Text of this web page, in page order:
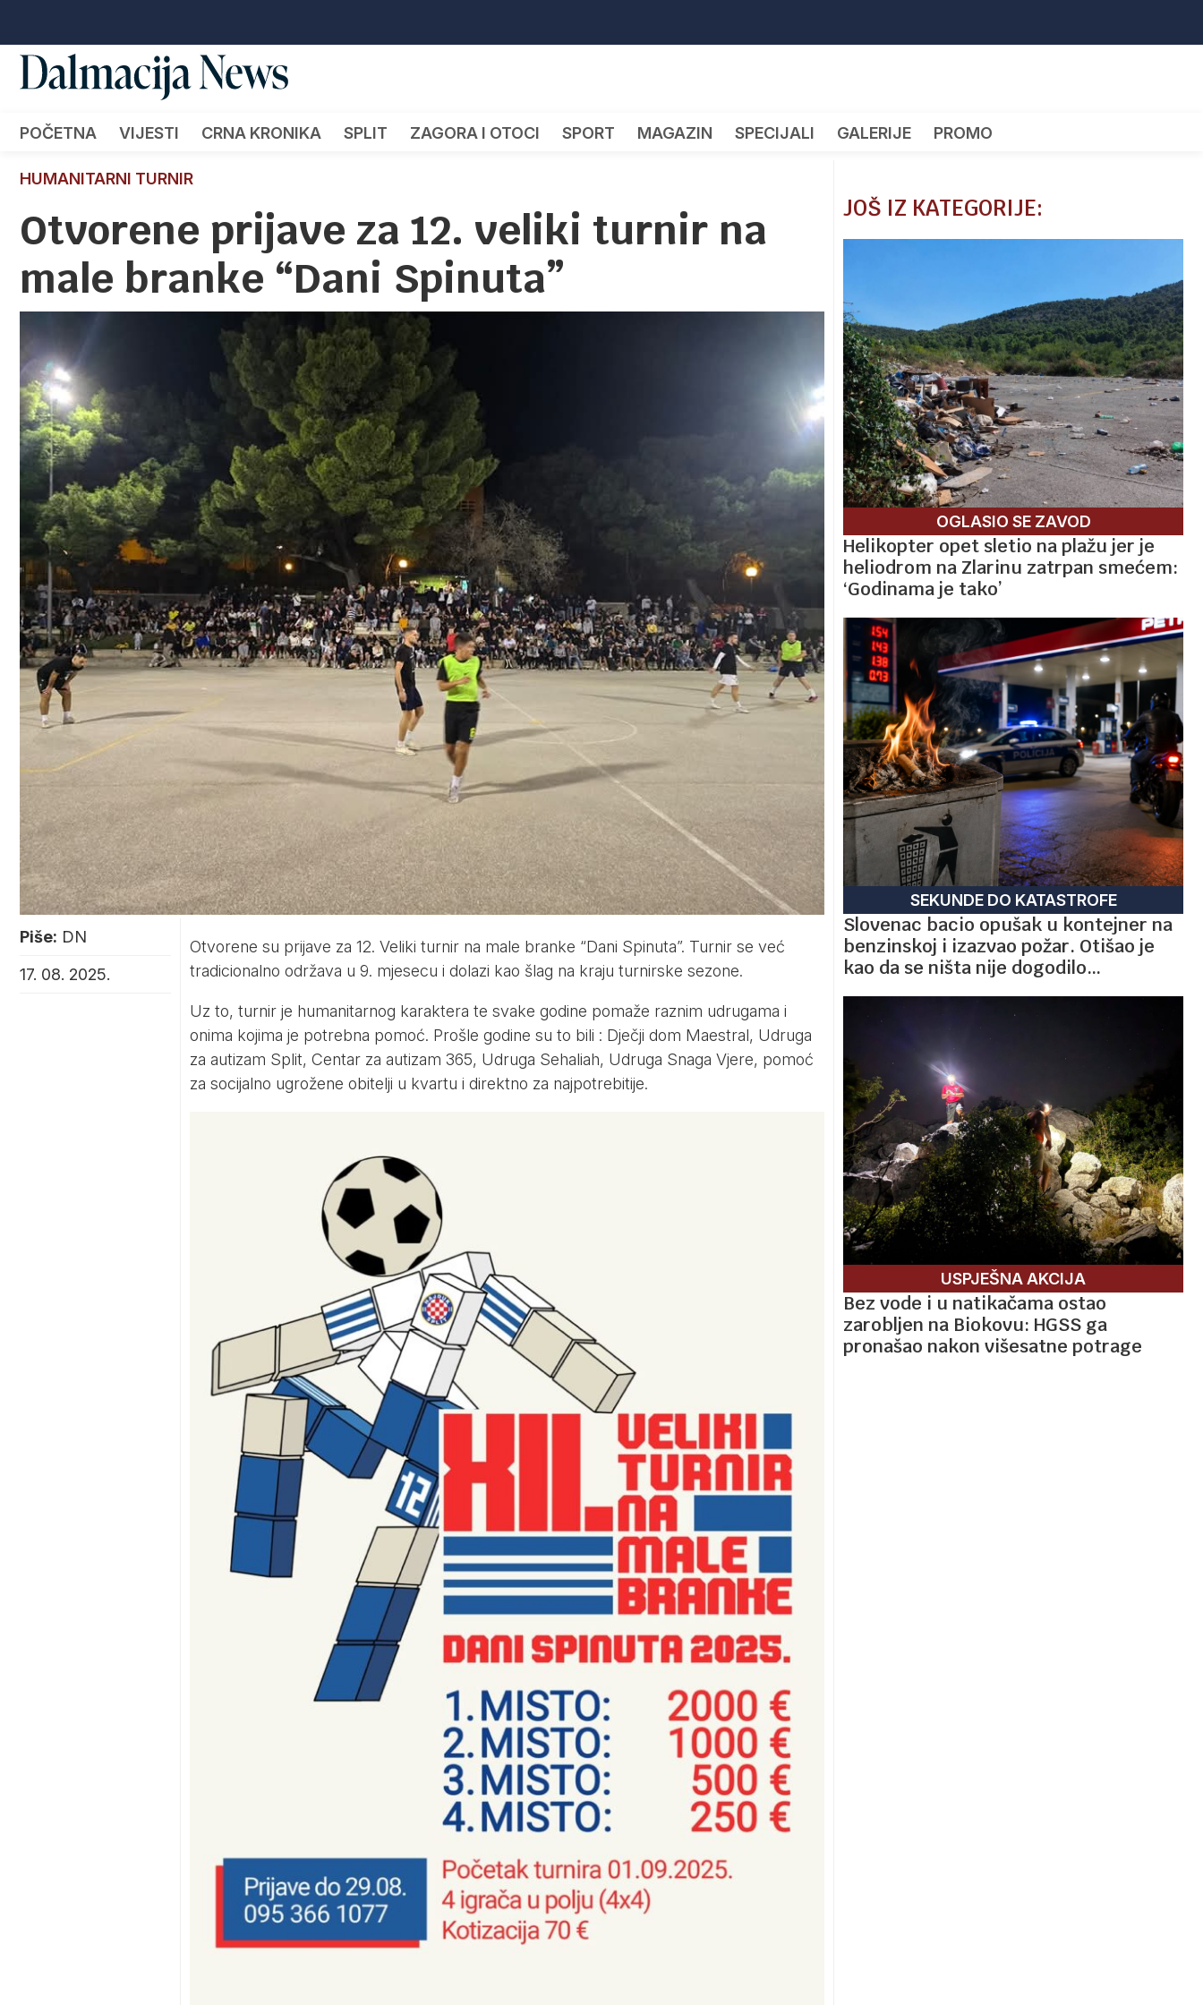
POČETNA VIJESTI CRNA KRONIKA SPLIT ZAGORA I OTOCI SPORT MAGAZIN SPECIJALI GALERIJE PROMO
HUMANITARNI TURNIR
Otvorene prijave za 12. veliki turnir na
male branke “Dani Spinuta”
Piše: DN
17. 08. 2025.
Otvorene su prijave za 12. Veliki turnir na male branke “Dani Spinuta”. Turnir se već
tradicionalno održava u 9. mjesecu i dolazi kao šlag na kraju turnirske sezone.
Uz to, turnir je humanitarnog karaktera te svake godine pomaže raznim udrugama i
onima kojima je potrebna pomoć. Prošle godine su to bili : Dječji dom Maestral, Udruga
za autizam Split, Centar za autizam 365, Udruga Sehaliah, Udruga Snaga Vjere, pomoć
za socijalno ugrožene obitelji u kvartu i direktno za najpotrebitije.
JOŠ IZ KATEGORIJE:
OGLASIO SE ZAVOD
Helikopter opet sletio na plažu jer je
heliodrom na Zlarinu zatrpan smećem:
‘Godinama je tako’
SEKUNDE DO KATASTROFE
Slovenac bacio opušak u kontejner na
benzinskoj i izazvao požar. Otišao je
kao da se ništa nije dogodilo…
USPJEŠNA AKCIJA
Bez vode i u natikačama ostao
zarobljen na Biokovu: HGSS ga
pronašao nakon višesatne potrage